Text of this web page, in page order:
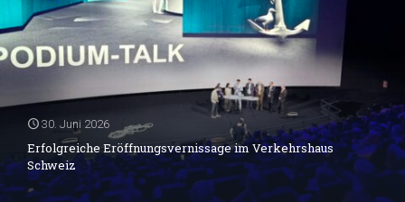
30. Juni 2026
Erfolgreiche Eröffnungsvernissage im Verkehrshaus
Schweiz